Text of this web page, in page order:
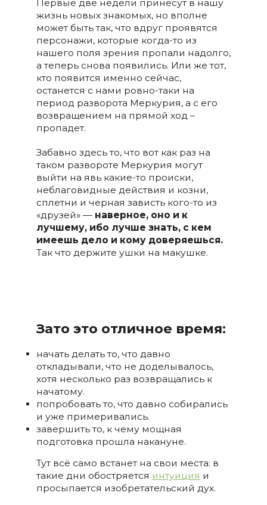
Первые две недели принесут в нашу
жизнь новых знакомых, но вполне
может быть так, что вдруг проявятся
персонажи, которые когда-то из
нашего поля зрения пропали надолго,
а теперь снова появились. Или же тот,
кто появится именно сейчас,
останется с нами ровно-таки на
период разворота Меркурия, а с его
возвращением на прямой ход –
пропадет.
Забавно здесь то, что вот как раз на
таком развороте Меркурия могут
выйти на явь какие-то происки,
неблаговидные действия и козни,
сплетни и черная зависть кого-то из
«друзей» — наверное, оно и к
лучшему, ибо лучше знать, с кем
имеешь дело и кому доверяешься.
Так что держите ушки на макушке.
Зато это отличное время:
начать делать то, что давно
откладывали, что не доделывалось,
хотя несколько раз возвращались к
начатому.
попробовать то, что давно собирались
и уже примеривались.
завершить то, к чему мощная
подготовка прошла накануне.
Тут всё само встанет на свои места: в
такие дни обостряется интуиция и
просыпается изобретательский дух.